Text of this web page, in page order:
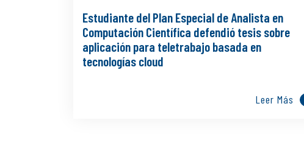
Estudiante del Plan Especial de Analista en
Computación Científica defendió tesis sobre
aplicación para teletrabajo basada en
tecnologías cloud
Leer Más